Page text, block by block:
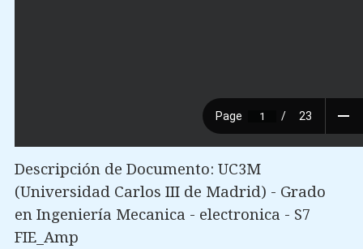
Descripción de Documento: UC3M
(Universidad Carlos III de Madrid) - Grado
en Ingeniería Mecanica - electronica - S7
FIE_Amp